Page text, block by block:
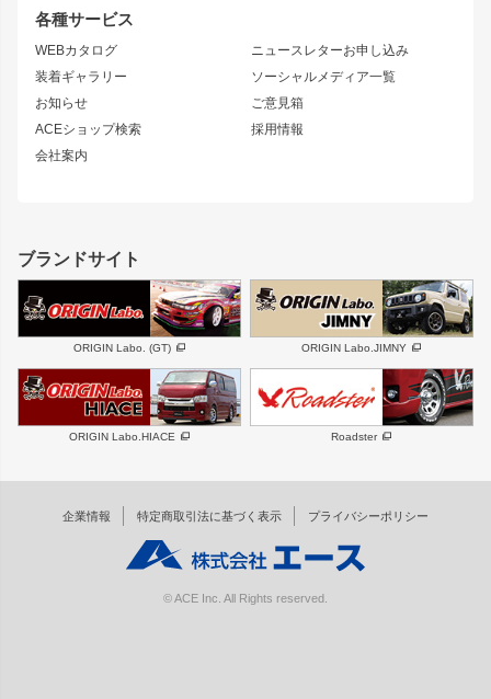
各種サービス
WEBカタログ
装着ギャラリー
お知らせ
ACEショップ検索
会社案内
ニュースレターお申し込み
ソーシャルメディア一覧
ご意見箱
採用情報
S14 シルビア 後期
S13 シルビア
180SX
シルエイティ
ローレル
セフィーロ
キャラバン
スズキ
GS350
SC
スバル 三菱
デリカ D:5
軽自動車 汎用
リアウイング
ジムニーパーツ
ホイール
MUD-S7
MUD-SR7
まつど家 鉄漢
ボンネット
フェンダー
サイドパーツ
リアゲート
メンテナンスパーツ
ハイエースパーツ
ホイール
DAYTONA-RS
DAYTONA-RS NEO
エアロシリーズ
RUGGER MODEL
DTM:exclusive
オーバーフェンダー
ワイパーガード
ブランドサイト
ORIGIN Labo. (GT) ORIGIN Labo.JIMNY
ORIGIN Labo.HIACE Roadster
企業情報 特定商取引法に基づく表示 プライバシーポリシー
© ACE Inc. All Rights reserved.